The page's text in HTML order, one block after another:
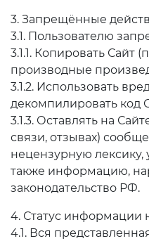
3. Запрещённые
3.1. Пользователю
3.1.1. Копировать Сайт
производные
3.1.2. Использовать
декомпилировать код
3.1.3. Оставлять на
связи, отзывах)
нецензурную лексику,
также информацию,
законодательство РФ.
4. Статус информации
4.1. Вся